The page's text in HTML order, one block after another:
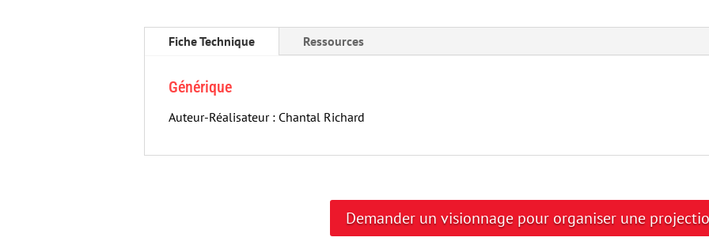
Fiche Technique Ressources
Générique
Auteur-Réalisateur : Chantal Richard
Demander un visionnage pour organiser une